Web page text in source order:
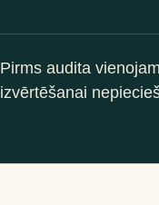
Pirms audita
izvērtēšanai